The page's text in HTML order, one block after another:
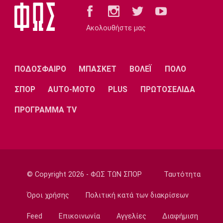
Tα συγχαρητήρια του Ισίδωρου Κούβελου
Ποδόσφαιρο - Διεθνή
20:45
Ποδόσφαιρο - Διεθνή
Διαψεύδει ο Ινφαντίνο τις καταγγελίες
Super League 1
Ατρόμητος: Επαγγελματικό συμβόλαιο για
Ακολουθήστε μας
ΠΟΔΟΣΦΑΙΡΟ ΜΠΑΣΚΕΤ ΒΟΛΕΪ ΠΟΛΟ
ΣΠΟΡ AUTO-MOTO PLUS ΠΡΩΤΟΣΕΛΙΔΑ
ΠΡΟΓΡΑΜΜΑ TV
© Copyright 2026 - ΦΩΣ ΤΩΝ ΣΠΟΡ Ταυτότητα
Όροι χρήσης Πολιτική κατά των διακρίσεων
Feed Επικοινωνία Αγγελίες Διαφήμιση